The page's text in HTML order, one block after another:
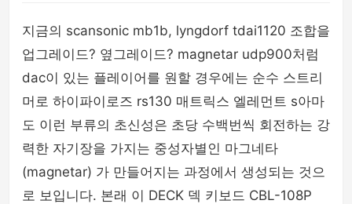
지금의 scansonic mb1b, lyngdorf tdai1120 조합을
업그레이드? 옆그레이드? magnetar udp900처럼
dac이 있는 플레이어를 원할 경우에는 순수 스트리
머로 하이파이로즈 rs130 매트릭스 엘레먼트 s아마
도 이런 부류의 초신성은 초당 수백번씩 회전하는 강
력한 자기장을 가지는 중성자별인 마그네타
(magnetar) 가 만들어지는 과정에서 생성되는 것으
로 보입니다. 본래 이 DECK 덱 키보드 CBL-108P